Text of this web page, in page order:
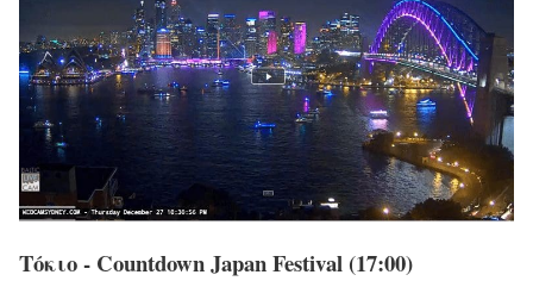
Τόκιο - Countdown Japan Festival (17:00)